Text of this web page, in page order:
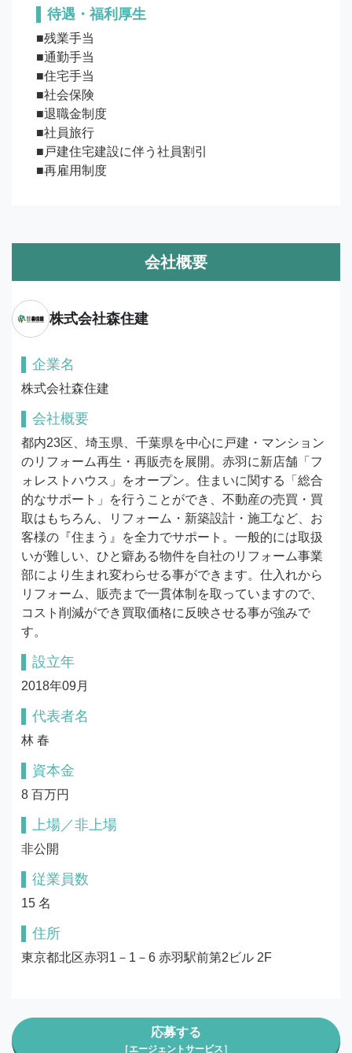
待遇・福利厚生
■残業手当
■通勤手当
■住宅手当
■社会保険
■退職金制度
■社員旅行
■戸建住宅建設に伴う社員割引
■再雇用制度
会社概要
株式会社森住建
企業名
株式会社森住建
会社概要
都内23区、埼玉県、千葉県を中心に戸建・マンション
のリフォーム再生・再販売を展開。赤羽に新店舗「フ
ォレストハウス」をオープン。住まいに関する「総合
的なサポート」を行うことができ、不動産の売買・買
取はもちろん、リフォーム・新築設計・施工など、お
客様の『住まう』を全力でサポート。一般的には取扱
いが難しい、ひと癖ある物件を自社のリフォーム事業
部により生まれ変わらせる事ができます。仕入れから
リフォーム、販売まで一貫体制を取っていますので、
コスト削減ができ買取価格に反映させる事が強みで
す。
設立年
2018年09月
代表者名
林 春
資本金
8 百万円
上場／非上場
非公開
従業員数
15 名
住所
東京都北区赤羽1－1－6 赤羽駅前第2ビル 2F
応募する
［エージェントサービス］